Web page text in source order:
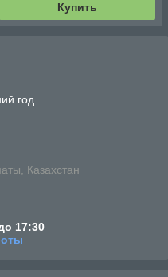
Купить
год
Казахстан
17:30